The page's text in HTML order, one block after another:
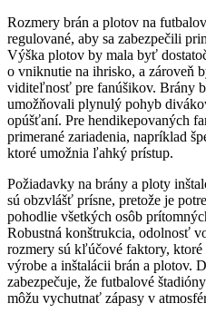
Rozmery brán a plotov na
regulované, aby sa zabezpečili
Výška plotov by mala byť
o vniknutie na ihrisko, a zároveň
viditeľnosť pre fanúšikov. Brány
umožňovali plynulý pohyb
opúšťaní. Pre hendikepovaných
primerané zariadenia, napríklad
ktoré umožnia ľahký prístup.
Požiadavky na brány a ploty
sú obzvlášť prísne, pretože je
pohodlie všetkých osôb
Robustná konštrukcia, odolnosť
rozmery sú kľúčové faktory,
výrobe a inštalácii brán a plotov.
zabezpečuje, že futbalové
môžu vychutnať zápasy v